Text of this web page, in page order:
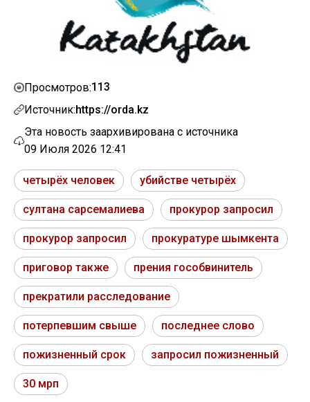
Просмотров:113
Источник:https://orda.kz
Эта новость заархивирована с источника
09 Июля 2026 12:41
четырёх человек убийстве четырёх
султана сарсемалиева прокурор запросил
прокурор запросил прокуратуре шымкента
приговор также прения гособвинитель
прекратили расследование
потерпевшим свыше последнее слово
пожизненный срок запросил пожизненный
30 мрп